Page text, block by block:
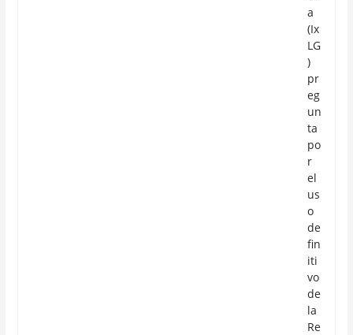
a
(Ix
LG
)
pr
eg
un
ta
po
r
el
us
o
de
fin
iti
vo
de
la
Re